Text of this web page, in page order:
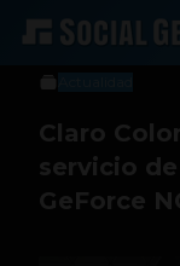
Social Geek
15
Claro
servicio
GeForce